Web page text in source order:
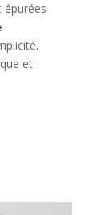
épurées
et